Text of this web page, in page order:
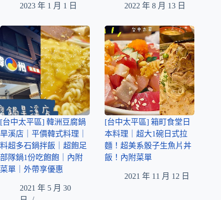
2023 年 1 月 1 日 2022 年 8 月 13 日
[台中太平區] 韓洲豆腐鍋
旱溪店｜平價韓式料理｜
料超多石鍋拌飯｜超飽足
部隊鍋1份吃飽飽｜內附
菜單｜外帶享優惠
2021 年 5 月 30
[台中太平區] 箱町食堂日
本料理｜超大1碗日式拉
麵！超美系骰子生魚片丼
飯！內附菜單
2021 年 11 月 12 日